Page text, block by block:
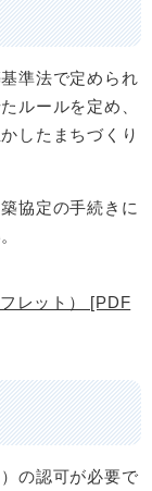
準法で定められ
ルールを定め、
したまちづくり
協定の手続きに
レット） [PDF
の認可が必要で